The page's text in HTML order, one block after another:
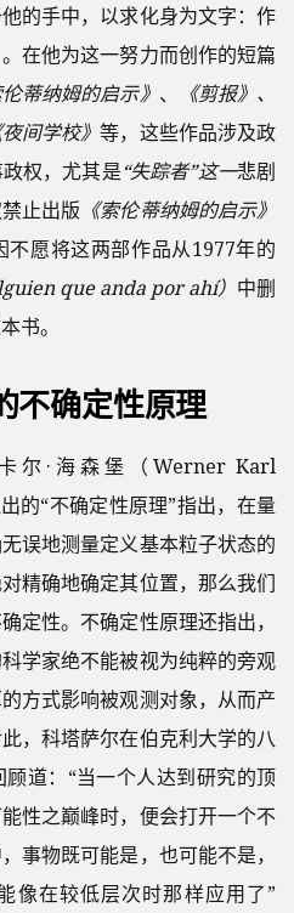
的手中，以求化身为文字：作
在他为这一努力而创作的短篇
蒂纳姆的启示》 、
《剪报》、
间学校》等，这些作品涉及政
权，尤其是“失踪者”这一悲剧
止出版 《索伦蒂纳姆的启示》
不愿将这两部作品从1977年的
que anda por ahí） 中删
书。
不确定性原理
尔·海森堡（Werner Karl
的“不确定性原理”指出，在量
误地测量定义基本粒子状态的
精确地确定其位置，那么我们
定性。不确定性原理还指出，
学家绝不能被视为纯粹的旁观
方式影响被观测对象，从而产
，科塔萨尔在伯克利大学的八
道：“当一个人达到研究的顶
性之巅峰时，便会打开一个不
事物既可能是，也可能不是，
像在较低层次时那样应用了”